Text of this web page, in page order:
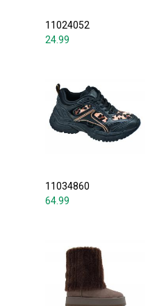
11024052
24.99
11034860
64.99